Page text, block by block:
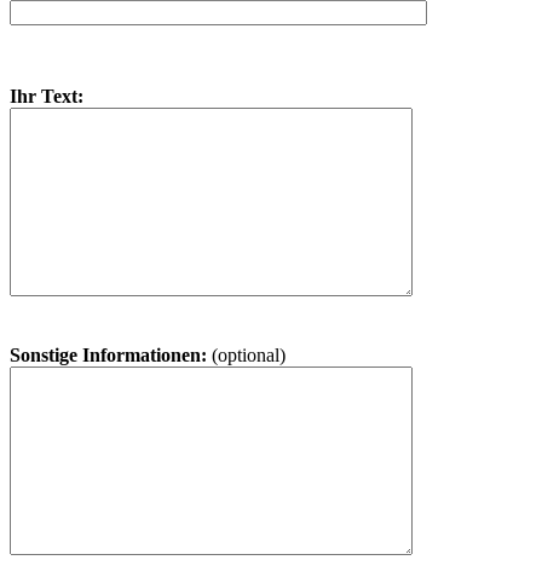
Ihr Text:
Sonstige Informationen: (optional)